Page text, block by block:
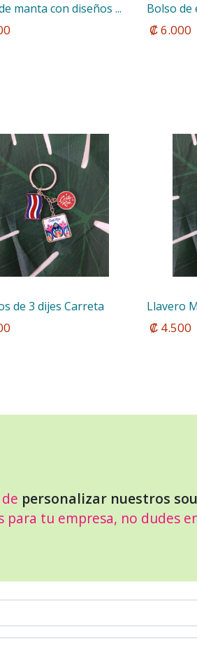
manta con diseños ... Bolso de
₡ 6.000
de 3 dijes Carreta Llavero
₡ 4.500
personalizar nuestros
para tu empresa, no dudes